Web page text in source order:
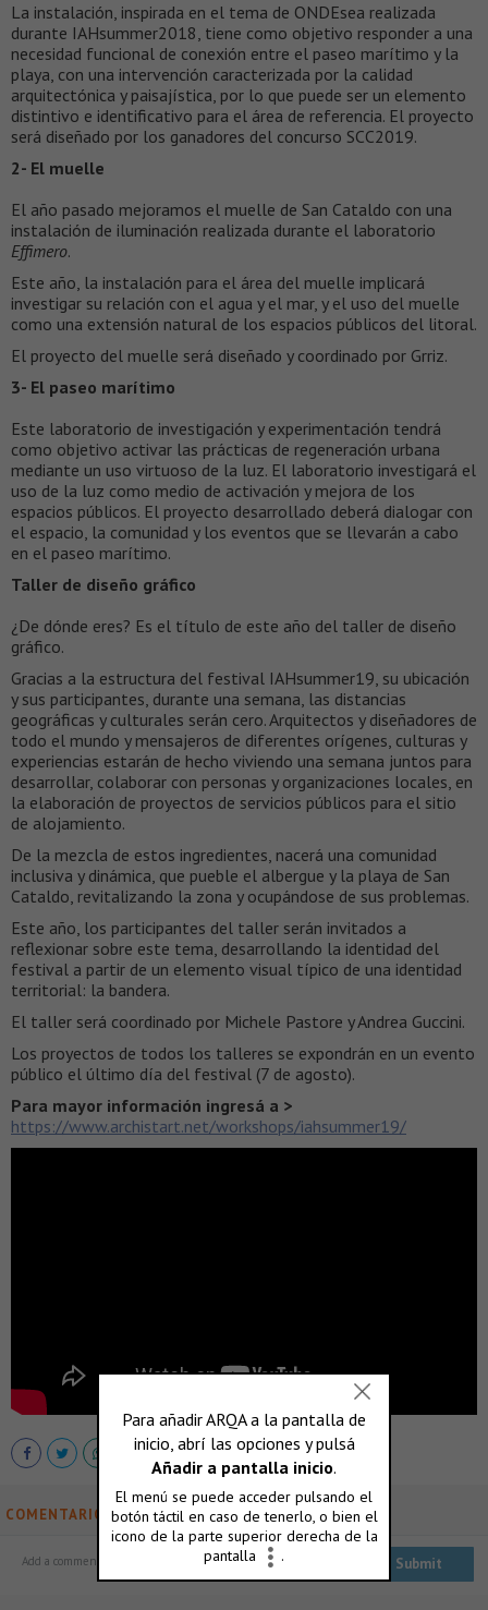
La instalación, inspirada en el tema de ONDEsea realizada
durante IAHsummer2018, tiene como objetivo responder a una
necesidad funcional de conexión entre el paseo marítimo y la
playa, con una intervención caracterizada por la calidad
arquitectónica y paisajística, por lo que puede ser un elemento
distintivo e identificativo para el área de referencia. El proyecto
será diseñado por los ganadores del concurso SCC2019.
2- El muelle
El año pasado mejoramos el muelle de San Cataldo con una
instalación de iluminación realizada durante el laboratorio
Effimero.
Este año, la instalación para el área del muelle implicará
investigar su relación con el agua y el mar, y el uso del muelle
como una extensión natural de los espacios públicos del litoral.
El proyecto del muelle será diseñado y coordinado por Grriz.
3- El paseo marítimo
Este laboratorio de investigación y experimentación tendrá
como objetivo activar las prácticas de regeneración urbana
mediante un uso virtuoso de la luz. El laboratorio investigará el
uso de la luz como medio de activación y mejora de los
espacios públicos. El proyecto desarrollado deberá dialogar con
el espacio, la comunidad y los eventos que se llevarán a cabo
en el paseo marítimo.
Taller de diseño gráfico
¿De dónde eres? Es el título de este año del taller de diseño
gráfico.
Gracias a la estructura del festival IAHsummer19, su ubicación
y sus participantes, durante una semana, las distancias
geográficas y culturales serán cero. Arquitectos y diseñadores de
todo el mundo y mensajeros de diferentes orígenes, culturas y
experiencias estarán de hecho viviendo una semana juntos para
desarrollar, colaborar con personas y organizaciones locales, en
la elaboración de proyectos de servicios públicos para el sitio
de alojamiento.
De la mezcla de estos ingredientes, nacerá una comunidad
inclusiva y dinámica, que pueble el albergue y la playa de San
Cataldo, revitalizando la zona y ocupándose de sus problemas.
Este año, los participantes del taller serán invitados a
reflexionar sobre este tema, desarrollando la identidad del
festival a partir de un elemento visual típico de una identidad
territorial: la bandera.
El taller será coordinado por Michele Pastore y Andrea Guccini.
Los proyectos de todos los talleres se expondrán en un evento
público el último día del festival (7 de agosto).
Para mayor información ingresá a >
https://www.archistart.net/workshops/iahsummer19/
COMENTARIOS